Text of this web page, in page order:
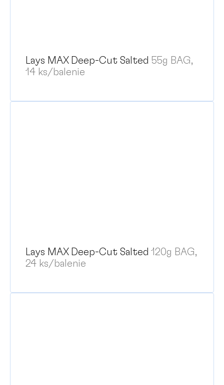
Lays MAX Deep-Cut Salted 55g BAG,
14 ks/balenie
Lays MAX Deep-Cut Salted 120g BAG,
24 ks/balenie